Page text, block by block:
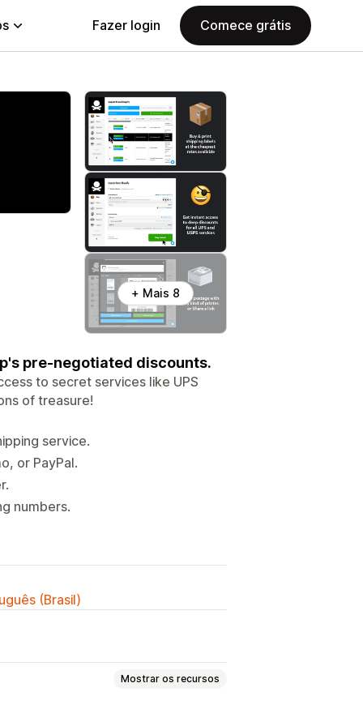
Fazer login Comece grátis
+ Mais 8
pre-negotiated discounts.
to secret services like UPS
of treasure!
service.
or PayPal.
numbers.
(Brasil)
Mostrar os recursos